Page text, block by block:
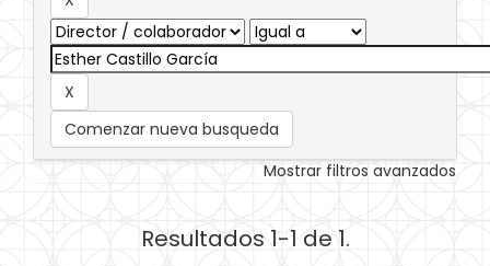
Comenzar nueva busqueda
Mostrar filtros avanzados
Resultados 1-1 de 1.